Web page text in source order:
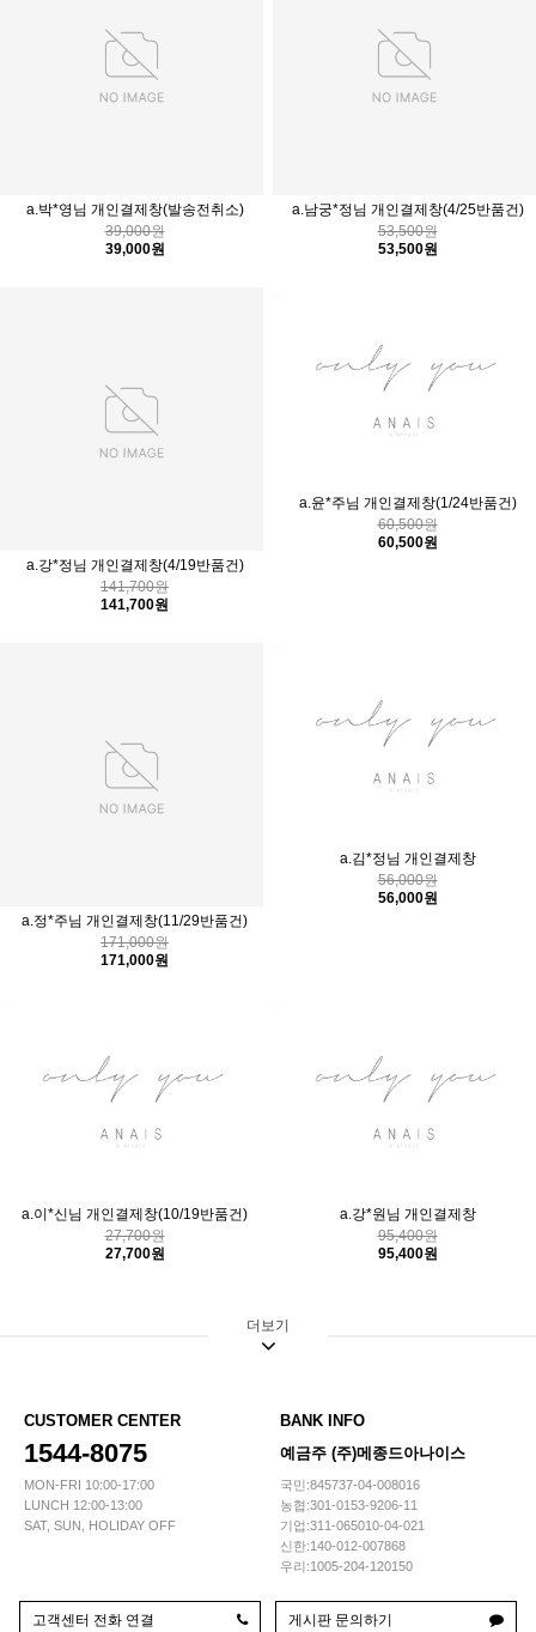
a.박*영님 개인결제창(발송전취소)
39,000원
39,000원
a.남궁*정님 개인결제창(4/25반품건)
53,500원
53,500원
a.강*정님 개인결제창(4/19반품건)
141,700원
141,700원
a.윤*주님 개인결제창(1/24반품건)
60,500원
60,500원
a.정*주님 개인결제창(11/29반품건)
171,000원
171,000원
a.김*정님 개인결제창
56,000원
56,000원
a.이*신님 개인결제창(10/19반품건)
27,700원
27,700원
a.강*원님 개인결제창
95,400원
95,400원
더보기
CUSTOMER CENTER
1544-8075
MON-FRI 10:00-17:00
LUNCH 12:00-13:00
SAT, SUN, HOLIDAY OFF
BANK INFO
예금주 (주)메종드아나이스
국민:845737-04-008016
농협:301-0153-9206-11
기업:311-065010-04-021
신한:140-012-007868
우리:1005-204-120150
고객센터 전화 연결 게시판 문의하기